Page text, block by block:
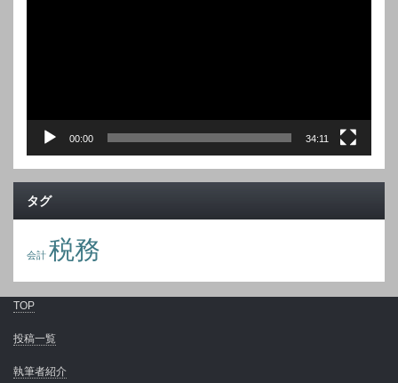
00:00 34:11
タグ
会計 税務
TOP
投稿一覧
執筆者紹介